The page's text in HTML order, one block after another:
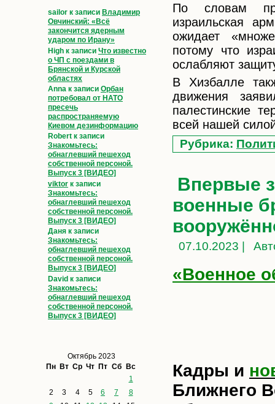
sailor к записи Владимир
Овчинский: «Всё
закончится ядерным
ударом по Ирану»
High к записи Что известно
о ЧП с поездами в
Брянской и Курской
областях
Anna к записи Орбан
потребовал от НАТО
пресечь
распространяемую
Киевом дезинформацию
Robert к записи
Знакомьтесь:
обнаглевший пешеход
собственной персоной.
Выпуск 3 [ВИДЕО]
viktor к записи
Знакомьтесь:
обнаглевший пешеход
собственной персоной.
Выпуск 3 [ВИДЕО]
Даня к записи
Знакомьтесь:
обнаглевший пешеход
собственной персоной.
Выпуск 3 [ВИДЕО]
David к записи
Знакомьтесь:
обнаглевший пешеход
собственной персоной.
Выпуск 3 [ВИДЕО]
Октябрь 2023
Пн Вт Ср Чт Пт Сб Вс
1
2
3 4 5 6 7
8
По словам
израильская
ожидает
потому что
ослабляют
В Хизбалле
движения
палестинские
всей нашей
Рубрика:
Впервые
военные
07.10.2023 |
«Военное
Кадры и
Ближнего